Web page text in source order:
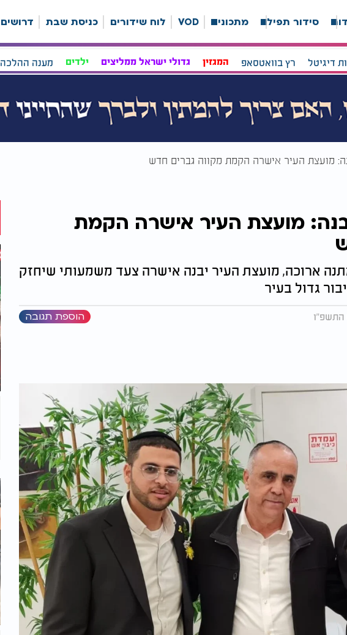
סידור תפילה מתכונים VOD לוח שידורים כניסת שבת דרושים
דיגיטל רץ בוואטסאפ המגזין גדולי ישראל ממליצים ילדים מענה ההלכה
מועצת העיר אישרה הקמת מקווה גברים חדש
מועצת העיר אישרה הקמת
ארוכה, מועצת העיר יבנה אישרה צעד משמעותי שיחזק
גדול בעיר
הוספת תגובה